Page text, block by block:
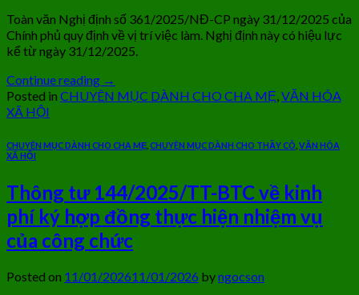
Toàn văn Nghị định số 361/2025/NĐ-CP ngày 31/12/2025 của
Chính phủ quy định về vị trí việc làm. Nghị định này có hiệu lực
kể từ ngày 31/12/2025.
Continue reading →
Posted in CHUYÊN MỤC DÀNH CHO CHA MẸ,VĂN HÓA
XÃ HỘI
CHUYÊN MỤC DÀNH CHO CHA MẸ CHUYÊN MỤC DÀNH CHO THẦY CÔ VĂN HÓA
XÃ HỘI
Thông tư 144/2025/TT-BTC về kinh
phí ký hợp đồng thực hiện nhiệm vụ
của công chức
Posted on 11/01/202611/01/2026 byngocson